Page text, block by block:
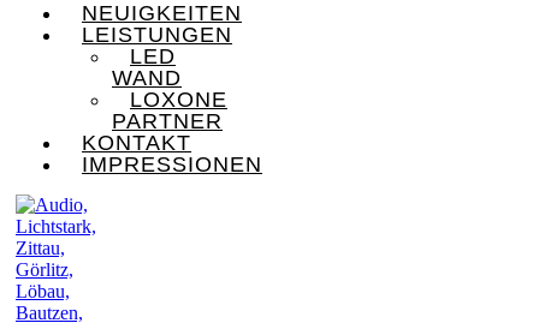
NEUIGKEITEN
LEISTUNGEN
LED
WAND
LOXONE
PARTNER
KONTAKT
IMPRESSIONEN